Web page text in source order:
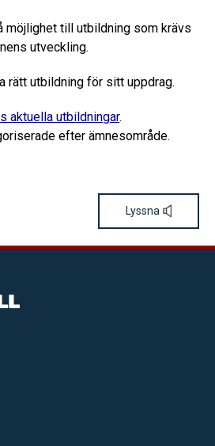
möjlighet till utbildning som krävs
utveckling.
rätt utbildning för sitt uppdrag.
aktuella utbildningar.
efter ämnesområde.
Lyssna